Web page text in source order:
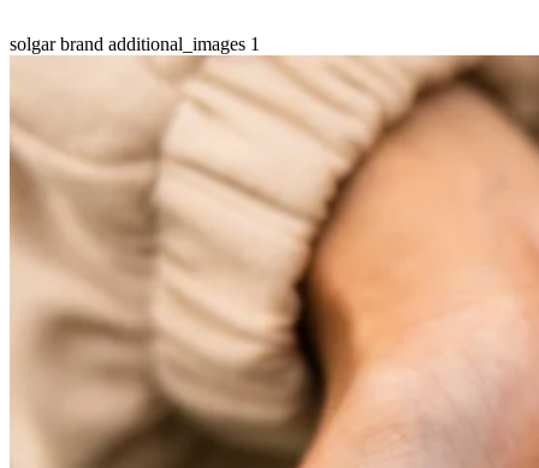
solgar brand additional_images 1